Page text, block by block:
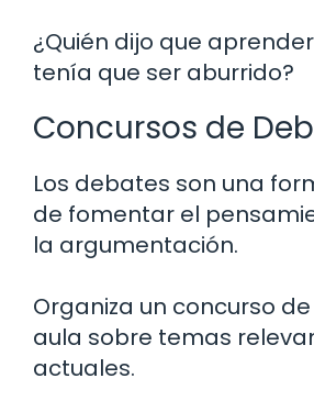
¿Quién dijo que
tenía que ser aburrido?
Concursos de
Los debates son una
de fomentar el
la argumentación.
Organiza un concurso
aula sobre temas
actuales.